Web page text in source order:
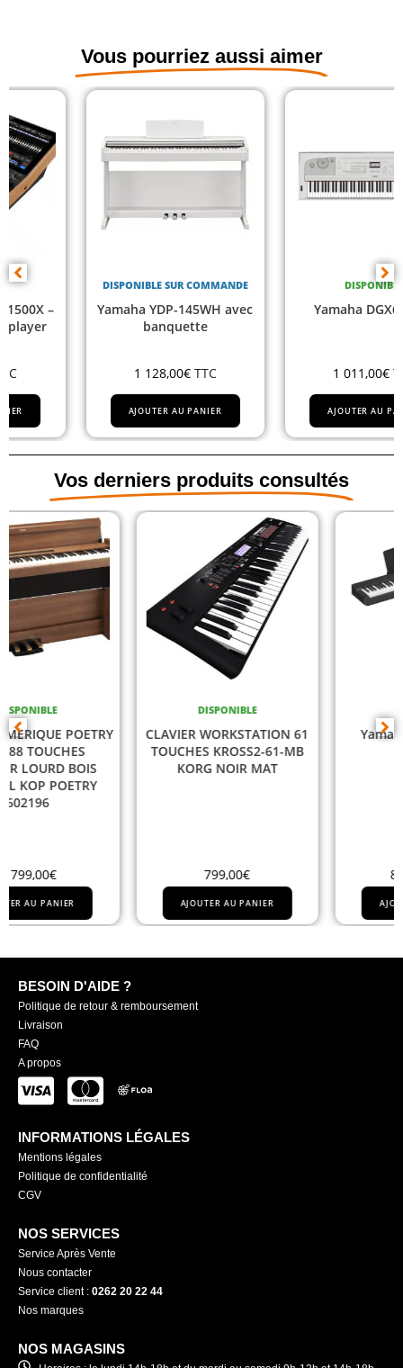
Vous pourriez aussi aimer
DISPONIBLE SUR COMMANDE
Yamaha YDP-145WH avec
TTC
AJOUTER AU PANIER
Yamaha DGX670WH
TTC
AJOUTER AU PANIER
Vos derniers produits consultés
CLAVIER WORKSTATION 61
TOUCHES KROSS2-61-MB
KORG NOIR MAT
AJOUTER AU PANIER
Yamaha P225B + Alim
PA150B
AJOUTER AU PANIER
BESOIN D'AIDE ?
Politique de retour & remboursement
Livraison
FAQ
A propos
INFORMATIONS LÉGALES
Mentions légales
Politique de confidentialité
CGV
NOS SERVICES
Service Après Vente
Nous contacter
Service client : 0262 20 22 44
Nos marques
NOS MAGASINS